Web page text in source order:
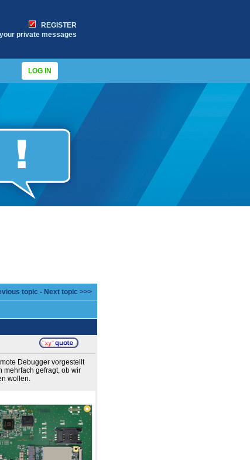
REGISTER
private messages
LOG IN
topic - Next topic >>>
Debugger vorgestellt
mehrfach gefragt, ob wir
wollen.